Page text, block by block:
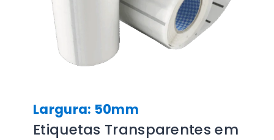
Largura: 50mm
Etiquetas Transparentes em